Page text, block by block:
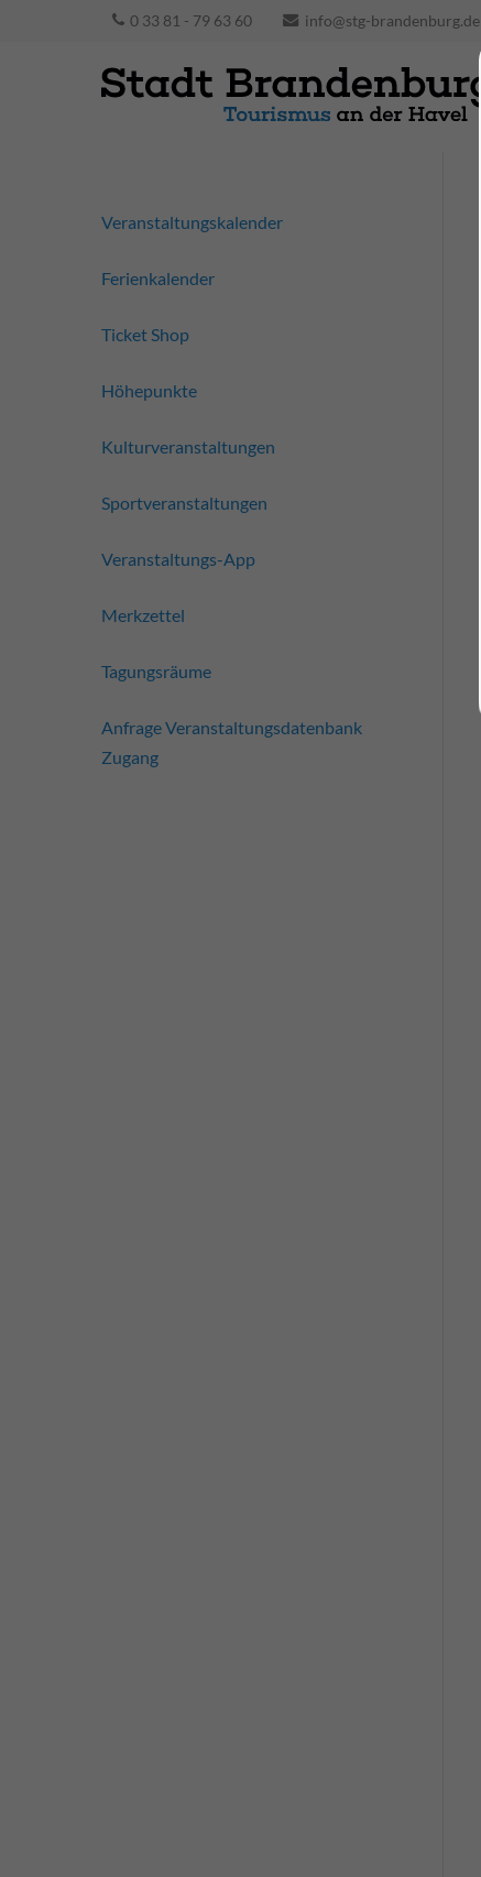
0 33 81 - 79 63 60 info@stg-brandenburg.de
Veranstaltungskalender
Ferienkalender
Ticket Shop
Höhepunkte
Kulturveranstaltungen
Sportveranstaltungen
Veranstaltungs-App
Merkzettel
Tagungsräume
Anfrage Veranstaltungsdatenbank
Zugang